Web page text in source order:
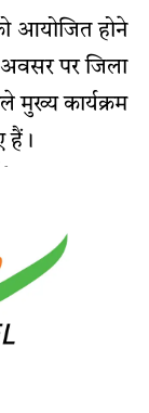
आयोजित होने
अवसर पर जिला
मुख्य कार्यक्रम
हैं।
-